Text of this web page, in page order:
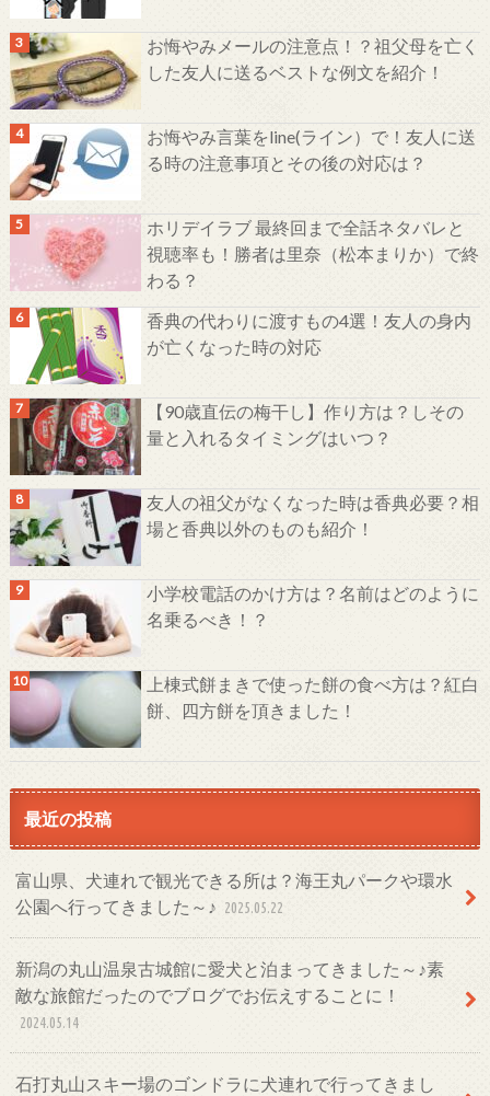
お悔やみメールの注意点！？祖父母を亡く
した友人に送るベストな例文を紹介！
お悔やみ言葉をline(ライン）で！友人に送
る時の注意事項とその後の対応は？
ホリデイラブ 最終回まで全話ネタバレと
視聴率も！勝者は里奈（松本まりか）で終
わる？
香典の代わりに渡すもの4選！友人の身内
が亡くなった時の対応
【90歳直伝の梅干し】作り方は？しその
量と入れるタイミングはいつ？
友人の祖父がなくなった時は香典必要？相
場と香典以外のものも紹介！
小学校電話のかけ方は？名前はどのように
名乗るべき！？
上棟式餅まきで使った餅の食べ方は？紅白
餅、四方餅を頂きました！
最近の投稿
富山県、犬連れで観光できる所は？海王丸パークや環水
公園へ行ってきました～♪ 2025.05.22
新潟の丸山温泉古城館に愛犬と泊まってきました～♪素
敵な旅館だったのでブログでお伝えすることに！
2024.05.14
石打丸山スキー場のゴンドラに犬連れで行ってきまし